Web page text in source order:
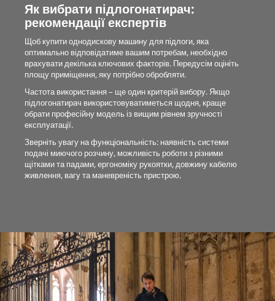
Як вибрати підлогонатирач:
рекомендації експертів
Щоб купити однодискову машину для підлоги, яка
оптимально відповідатиме вашим потребам, необхідно
врахувати декілька ключових факторів. Передусім оцініть
площу приміщення, яку потрібно обробляти.
Частота використання – ще один критерій вибору. Якщо
підлогонатирач використовуватиметься щодня, краще
обрати професійну модель із вищим рівнем зручності
експлуатації.
Зверніть увагу на функціональність: наявність системи
подачі миючого розчину, можливість роботи з різними
щітками та падами, ергономіку рукоятки, довжину кабелю
живлення, вагу та маневреність пристрою.